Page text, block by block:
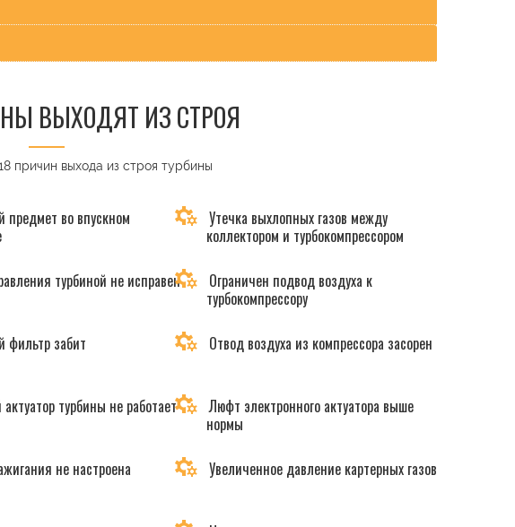
ВЫХОДЯТ ИЗ СТРОЯ
причин выхода из строя турбины
предмет во впускном
Утечка выхлопных газов между
коллектором и турбокомпрессором
турбиной не исправен
Ограничен подвод воздуха к
турбокомпрессору
фильтр забит Отвод воздуха из компрессора засорен
турбины не работает
Люфт электронного актуатора выше
нормы
не настроена Увеличенное давление картерных газов